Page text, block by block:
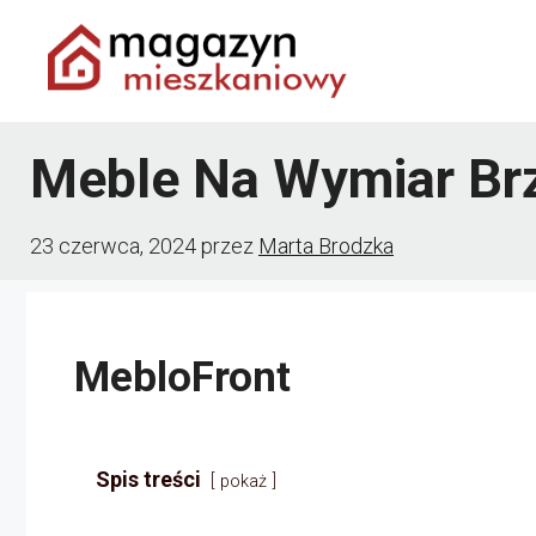
Meble Na Wymiar
23 czerwca, 2024przez Marta Brodzka
MebloFront
Spis treści pokaż